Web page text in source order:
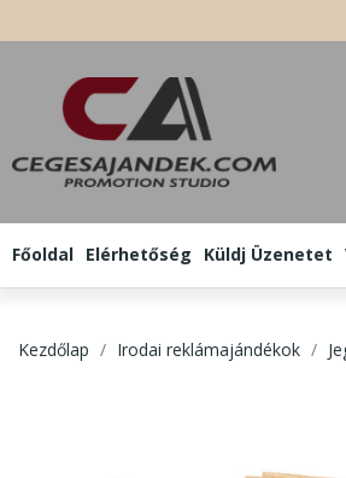
Főoldal Elérhetőség Küldj Üzenetet
Kezdőlap Irodai reklámajándékok